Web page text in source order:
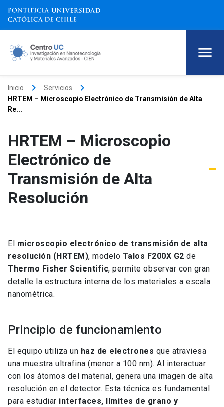
Inicio keyboard_arrow_right Servicios keyboard_arrow_right
HRTEM – Microscopio Electrónico de Transmisión de Alta
Re...
HRTEM – Microscopio
Electrónico de
Transmisión de Alta
Resolución
El microscopio electrónico de transmisión de alta
resolución (HRTEM), modelo Talos F200X G2 de
Thermo Fisher Scientific, permite observar con gran
detalle la estructura interna de los materiales a escala
nanométrica.
Principio de funcionamiento
El equipo utiliza un haz de electrones que atraviesa
una muestra ultrafina (menor a 100 nm). Al interactuar
con los átomos del material, genera una imagen de alta
resolución en el detector. Esta técnica es fundamental
para estudiar interfaces, límites de grano y